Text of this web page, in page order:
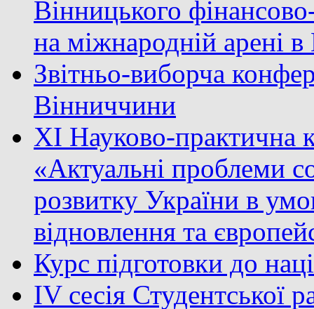
Вінницького
на міжнародній арені
Звітньо-виборча
Вінниччини
XI Науково-практична
«Актуальні проблеми
розвитку України в
відновлення та
Курс підготовки до
IV сесія Студентської